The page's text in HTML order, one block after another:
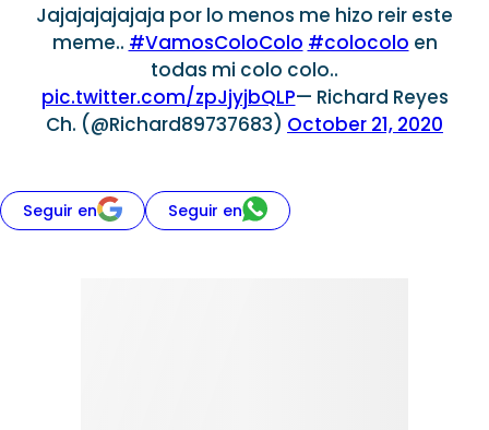
Jajajajajajaja por lo menos me hizo reir este
meme.. #VamosColoColo #colocolo en
todas mi colo colo..
pic.twitter.com/zpJjyjbQLP— Richard Reyes
Ch. (@Richard89737683) October 21, 2020
Seguir en Seguir en